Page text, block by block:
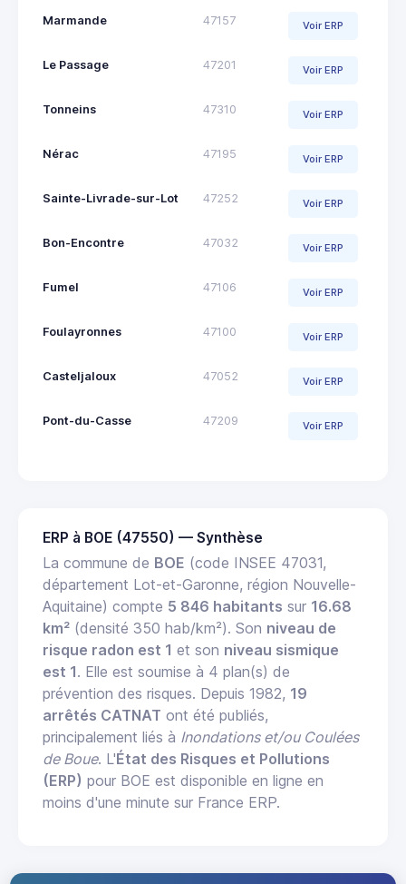
Marmande 47157 Voir ERP
Le Passage 47201 Voir ERP
Tonneins 47310 Voir ERP
Nérac 47195 Voir ERP
Sainte-Livrade-sur-Lot 47252 Voir ERP
Bon-Encontre 47032 Voir ERP
Fumel 47106 Voir ERP
Foulayronnes 47100 Voir ERP
Casteljaloux 47052 Voir ERP
Pont-du-Casse 47209 Voir ERP
ERP à BOE (47550) — Synthèse
La commune de BOE (code INSEE 47031,
département Lot-et-Garonne, région Nouvelle-
Aquitaine) compte 5 846 habitants sur 16.68
km² (densité 350 hab/km²). Son niveau de
risque radon est 1 et son niveau sismique
est 1. Elle est soumise à 4 plan(s) de
prévention des risques. Depuis 1982, 19
arrêtés CATNAT ont été publiés,
principalement liés à Inondations et/ou Coulées
de Boue. L'État des Risques et Pollutions
(ERP) pour BOE est disponible en ligne en
moins d'une minute sur France ERP.